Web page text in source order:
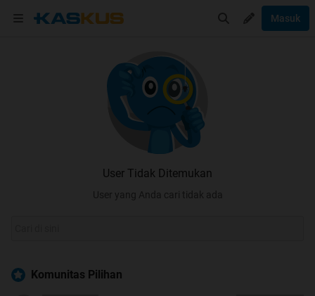
Masuk
User Tidak Ditemukan
User yang Anda cari tidak ada
Komunitas Pilihan